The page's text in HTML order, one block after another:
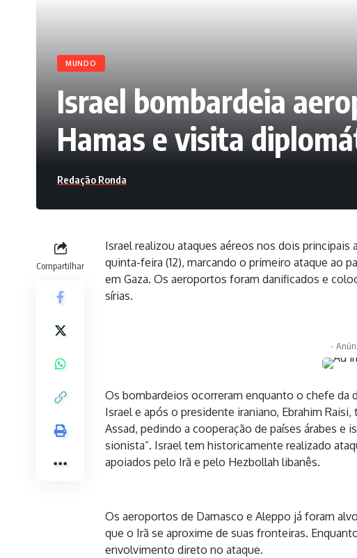
MUNDO
Israel bombardeia
Hamas e visita
Redação Ronda
Compartilhar
Israel realizou ataques aéreos nos dois principais
quinta-feira (12), marcando o primeiro ataque ao
em Gaza. Os aeroportos foram danificados e
sírias.
-
Os bombardeios ocorreram enquanto o chefe da
Israel e após o presidente iraniano, Ebrahim
Assad, pedindo a cooperação de países árabes e
sionista”. Israel tem historicamente realizado
apoiados pelo Irã e pelo Hezbollah libanês.
Os aeroportos de Damasco e Aleppo já foram
que o Irã se aproxime de suas fronteiras.
envolvimento direto no ataque.